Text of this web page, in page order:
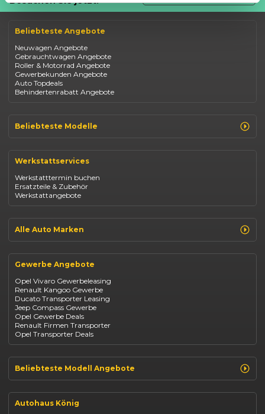
Beliebteste Angebote
Neuwagen Angebote
Gebrauchtwagen Angebote
Roller & Motorrad Angebote
Gewerbekunden Angebote
Auto Topdeals
Behindertenrabatt Angebote
Beliebteste Modelle
Opel Corsa
Fiat 500
Dacia Duster
Dacia Sandero
Jeep Compass
Suzuki Vitara
Suzuki Swift
Mazda CX-30
Werkstattservices
Werkstatttermin buchen
Ersatzteile & Zubehör
Werkstattangebote
Alle Auto Marken
Opel
Fiat
Jeep
Suzuki
BYD
Kia
Mazda
Citroën
Abarth
Fiat Professional
Gewerbe Angebote
Opel Vivaro Gewerbeleasing
Renault Kangoo Gewerbe
Ducato Transporter Leasing
Jeep Compass Gewerbe
Opel Gewerbe Deals
Renault Firmen Transporter
Opel Transporter Deals
Beliebteste Modell Angebote
Renault Arkana Leasing
Renault Captur Leasing
Autohaus König